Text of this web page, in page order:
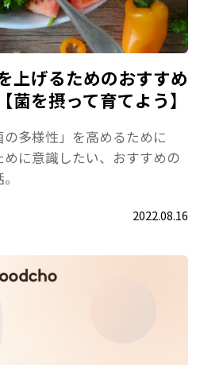
上げるためのおすすめ
菌を摂って育てよう】
多様性」を高めるために
に意識したい、おすすめの
2022.08.16